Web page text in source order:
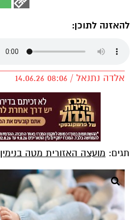
להאזנה לתוכן:
אלדה נתנאל / 08:06 14.06.26
תגים: מועצה האזורית מטה בנימין